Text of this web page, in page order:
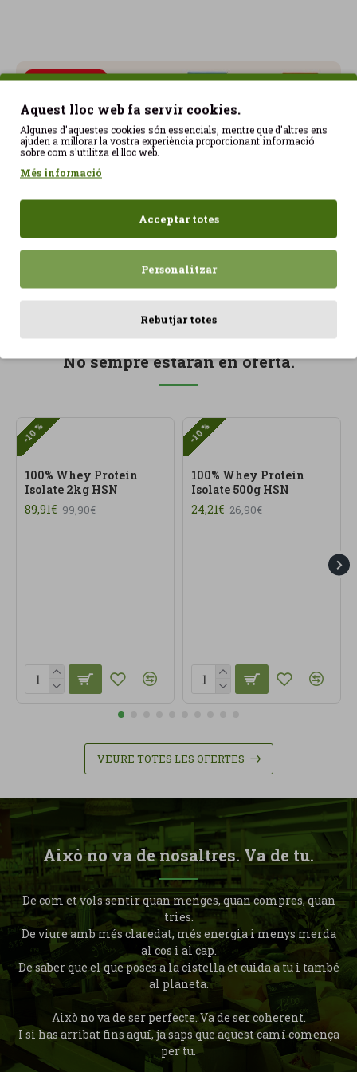
Petits Gegants
Tota l'energia que
necessiten.
Fórmules segures,
Sense sucre i vegans
No sempre estaran en oferta.
-10 %
100% Whey Protein
Isolate 2kg HSN
89,91€ 99,90€
-10 %
100% Whey Protein
Isolate 500g HSN
24,21€ 26,90€
VEURE TOTES LES OFERTES
Això no va de nosaltres. Va de tu.
De com et vols sentir quan menges, quan compres, quan
tries.
De viure amb més claredat, més energia i menys merda
al cos i al cap.
De saber que el que poses a la cistella et cuida a tu i també
al planeta.
Això no va de ser perfecte. Va de ser coherent.
I si has arribat fins aquí, ja saps que aquest camí comença
per tu.
Aquest lloc web fa servir cookies.
Algunes d'aquestes cookies són essencials, mentre que d'altres ens
ajuden a millorar la vostra experiència proporcionant informació
sobre com s'utilitza el lloc web.
Més informació
Acceptar totes
Personalitzar
Rebutjar totes